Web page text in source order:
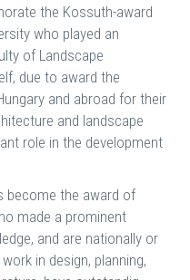
the Kossuth-award
who played an
of Landscape
due to award the
and abroad for their
and landscape
role in the development
become the award of
made a prominent
and are nationally or
in design, planning,